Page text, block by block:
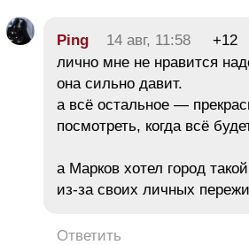
Ping 14 авг, 11:58
+12
лично мне не нравится
она сильно давит.
а всё остальное —
посмотреть, когда всё
а Марков хотел город
из-за своих личных
Ответить